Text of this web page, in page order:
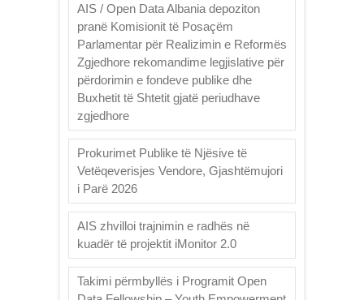
AIS / Open Data Albania depoziton
pranë Komisionit të Posaçëm
Parlamentar për Realizimin e Reformës
Zgjedhore rekomandime legjislative për
përdorimin e fondeve publike dhe
Buxhetit të Shtetit gjatë periudhave
zgjedhore
Prokurimet Publike të Njësive të
Vetëqeverisjes Vendore, Gjashtëmujori
i Parë 2026
AIS zhvilloi trajnimin e radhës në
kuadër të projektit iMonitor 2.0
Takimi përmbyllës i Programit Open